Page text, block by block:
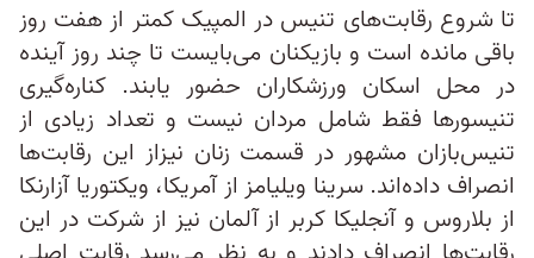
تا شروع رقابت‌های تنیس در المپیک کمتر از هفت روز
باقی مانده است و بازیکنان می‌بایست تا چند روز آینده
در محل اسکان ورزشکاران حضور یابند. کناره‌گیری
تنیسورها فقط شامل مردان نیست و تعداد زیادی از
تنیس‌بازان مشهور در قسمت زنان نیزاز این رقابت‌ها
انصراف داده‌اند. سرینا ویلیامز از آمریکا، ویکتوریا آزارنکا
از بلاروس و آنجلیکا کربر از آلمان نیز از شرکت در این